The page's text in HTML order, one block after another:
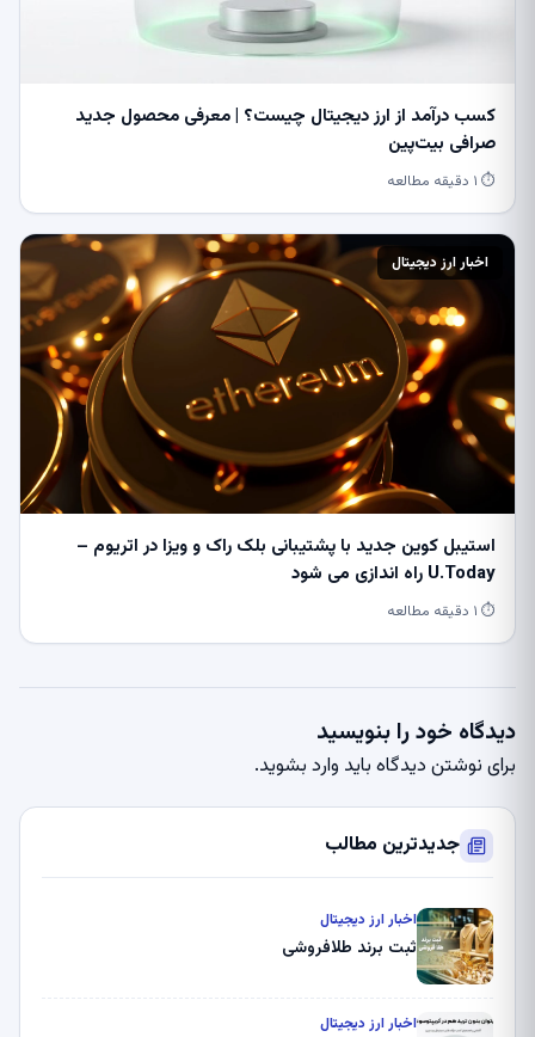
کسب درآمد از ارز دیجیتال چیست؟ | معرفی محصول جدید
صرافی بیت‌پین
⏱ ۱ دقیقه مطالعه
اخبار ارز دیجیتال
استیبل کوین جدید با پشتیبانی بلک راک و ویزا در اتریوم –
U.Today راه اندازی می شود
⏱ ۱ دقیقه مطالعه
دیدگاه خود را بنویسید
برای نوشتن دیدگاه باید وارد بشوید.
جدیدترین مطالب
اخبار ارز دیجیتال
ثبت برند طلافروشی
اخبار ارز دیجیتال